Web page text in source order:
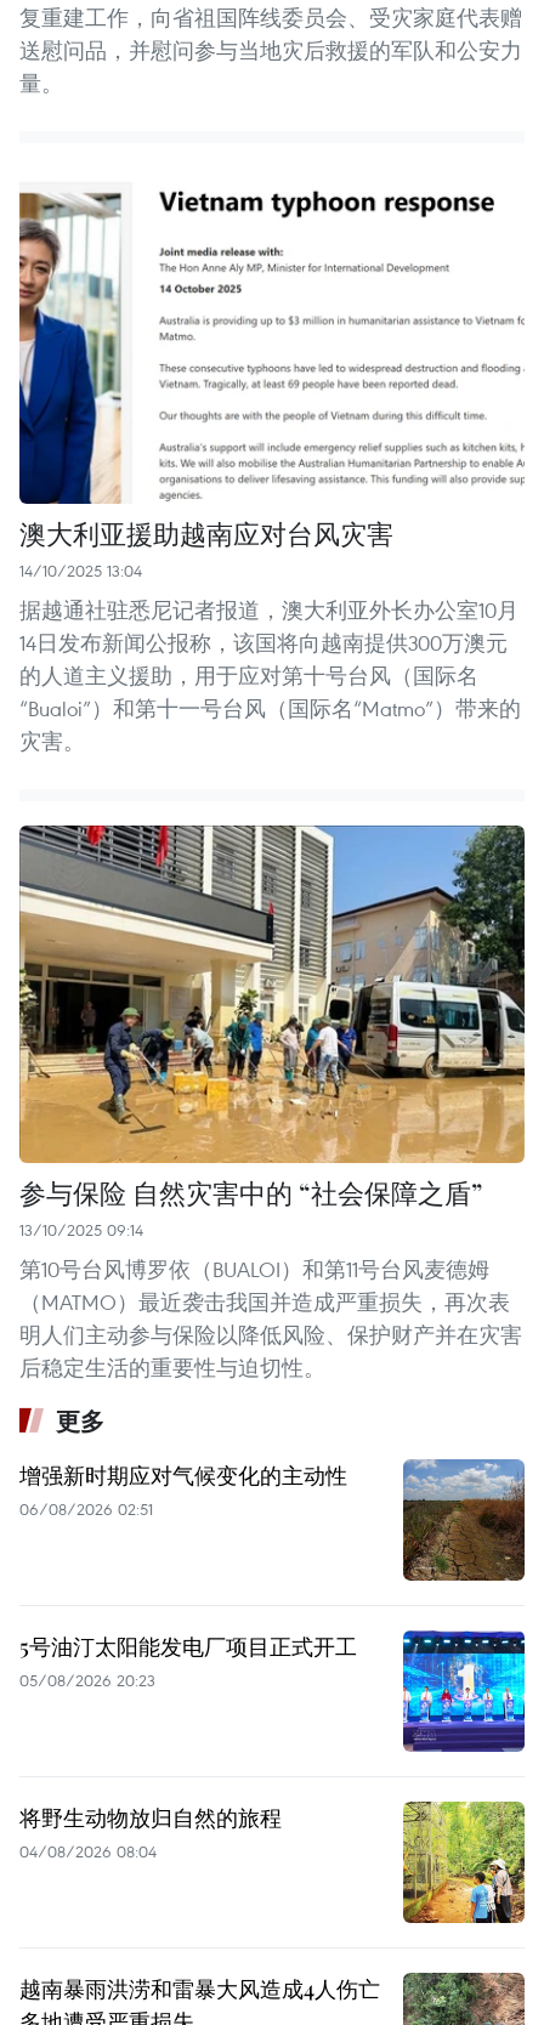
复重建工作，向省祖国阵线委员会、受灾家庭代表赠
送慰问品，并慰问参与当地灾后救援的军队和公安力
量。
澳大利亚援助越南应对台风灾害
14/10/2025 13:04
据越通社驻悉尼记者报道，澳大利亚外长办公室10月
14日发布新闻公报称，该国将向越南提供300万澳元
的人道主义援助，用于应对第十号台风（国际名
“Bualoi”）和第十一号台风（国际名“Matmo”）带来的
灾害。
参与保险 自然灾害中的 “社会保障之盾”
13/10/2025 09:14
第10号台风博罗依（BUALOI）和第11号台风麦德姆
（MATMO）最近袭击我国并造成严重损失，再次表
明人们主动参与保险以降低风险、保护财产并在灾害
后稳定生活的重要性与迫切性。
更多
增强新时期应对气候变化的主动性
06/08/2026 02:51
5号油汀太阳能发电厂项目正式开工
05/08/2026 20:23
将野生动物放归自然的旅程
04/08/2026 08:04
越南暴雨洪涝和雷暴大风造成4人伤亡